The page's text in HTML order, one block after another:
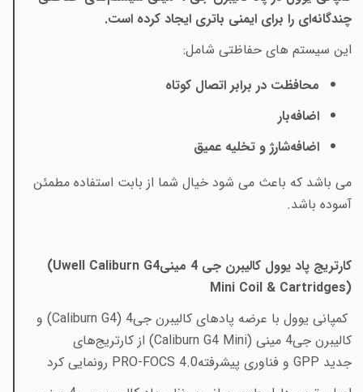
چندگانه‌ای را برای ایمنی باتری ایجاد کرده است.
این سیستم های حفاظتی شامل:
محافظت در برابر اتصال کوتاه
اضافه‌بار
اضافه‌شارژ و تخلیه عمیق
می باشد که باعث می شود خیال شما از بابت استفاده مطمئن
آسوده باشد.
کارتریج پاد یوول کالیبرن جی 4 مینی
(Uwell Caliburn G4
Mini Coil & Cartridges)
کمپانی یوول با عرضه پادهای کالیبرن جی4
(Caliburn G4) و
کالیبرن جی4 مینی
(Caliburn G4 Mini) از کارتریج‌های
جدید GPP و فناوری پیشرفتهPRO-FOCS 4.0 رونمایی کرد